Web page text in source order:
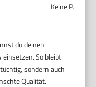
Keine Pausen
du deinen
So bleibt
sondern auch
Qualität.